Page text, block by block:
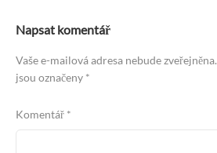
Napsat komentář
Vaše e-mailová adresa nebude zveřejněna.
jsou označeny *
Komentář *